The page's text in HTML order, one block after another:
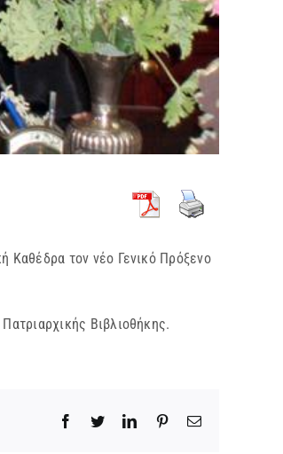
Καθέδρα τον νέο Γενικό Πρόξενο
Βιβλιοθήκης.
Facebook
TwitterLinkedInPinterestEmail